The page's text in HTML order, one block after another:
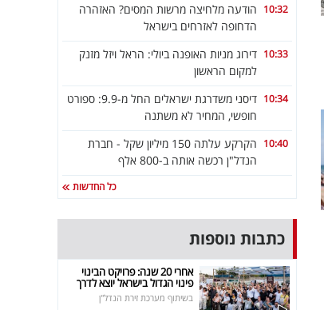
10:32 הודעה מלחיצה מרשות המסים? האזהרה
הדחופה לאזרחים בישראל
10:33 דירוג מניות האופנה ביולי: הראל ויזל מזנק
למקום הראשון
10:34
דיסני משדרגת ישראלים החל מ-9.9: ספורט
חופשי, המחיר לא משתנה
10:40
הקרקע עלתה 150 מיליון שקל - חברת
הנדל"ן רכשה אותה ב-800 אלף
כל החדשות
כתבות נוספות
אחרי 20 שנה: פרויקט הבינוי
פינוי הגדול בישראל יוצא לדרך
בשיתוף מערכת זירת הנדל"ן